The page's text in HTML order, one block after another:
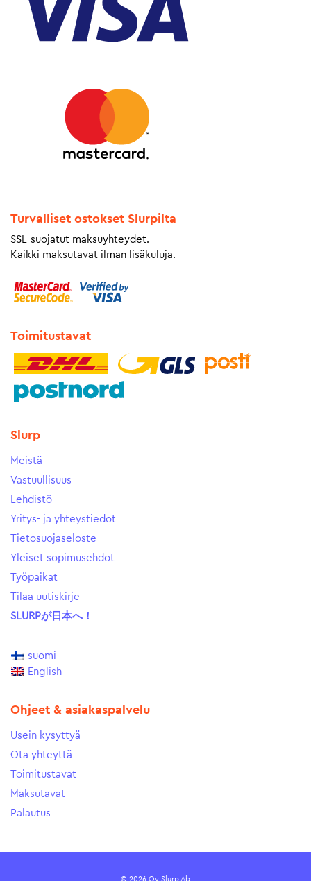
Turvalliset ostokset Slurpilta
SSL-suojatut maksuyhteydet.
Kaikki maksutavat ilman lisäkuluja.
Toimitustavat
Slurp
Meistä
Vastuullisuus
Lehdistö
Yritys- ja yhteystiedot
Tietosuojaseloste
Yleiset sopimusehdot
Työpaikat
Tilaa uutiskirje
SLURPが日本へ！
suomi
English
Ohjeet & asiakaspalvelu
Usein kysyttyä
Ota yhteyttä
Toimitustavat
Maksutavat
Palautus
© 2026 Oy Slurp Ab